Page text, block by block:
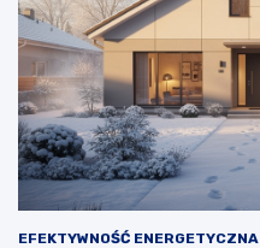
EFEKTYWNOŚĆ ENERGETYCZNA